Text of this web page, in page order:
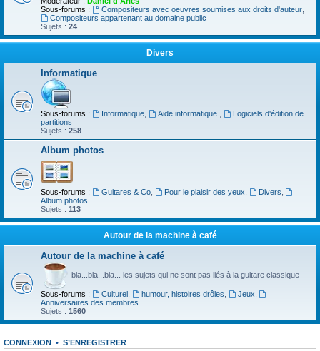
Sous-forums :
Compositeurs avec oeuvres soumises aux droits d'auteur,
Compositeurs appartenant au domaine public
Sujets : 24
Divers
Informatique
Sous-forums : Informatique, Aide informatique.
Logiciels d'édition de
partitions
Sujets : 258
Album photos
Sous-forums : Guitares & Co, Pour le plaisir des yeux Divers
Album photos
Sujets : 113
Autour de la machine à café
Autour de la machine à café
bla...bla...bla... les sujets qui ne sont pas liés à la guitare classique
Sous-forums : Culturel, humour, histoires drôles Jeux
Anniversaires des membres
Sujets : 1560
CONNEXION • S’ENREGISTRER